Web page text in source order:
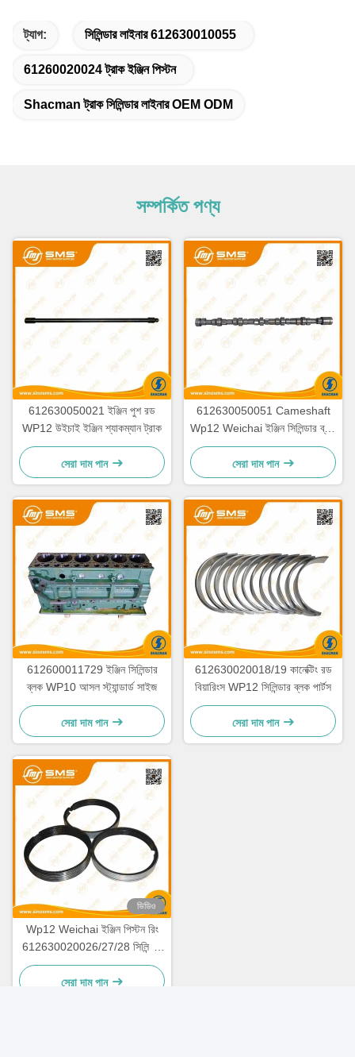
ট্যাগ: সিলিন্ডার লাইনার 612630010055
61260020024 ট্রাক ইঞ্জিন পিস্টন
Shacman ট্রাক সিলিন্ডার লাইনার OEM ODM
সম্পর্কিত পণ্য
612630050021 ইঞ্জিন পুশ রড
WP12 উইচাই ইঞ্জিন শ্যাকম্যান ট্রাক
সেরা দাম পান
612630050051 Cameshaft
Wp12 Weichai ইঞ্জিন সিলিন্ডার ব্লক
পার্টস
সেরা দাম পান
612600011729 ইঞ্জিন সিলিন্ডার
ব্লক WP10 আসল স্ট্যান্ডার্ড সাইজ
সেরা দাম পান
612630020018/19 কানেক্টিং রড
বিয়ারিংস WP12 সিলিন্ডার ব্লক পার্টস
সেরা দাম পান
ভিডিও
Wp12 Weichai ইঞ্জিন পিস্টন রিং
612630020026/27/28 সিলিন্ডার
ব্লক পার্টস
সেরা দাম পান